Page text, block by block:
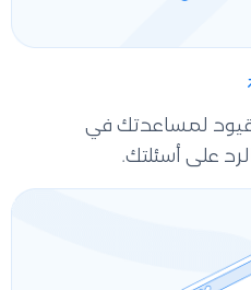
قيود لمساعدتك في
على أسئلتك.